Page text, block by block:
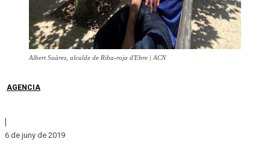
Albert Suàrez, alcalde de Riba-roja d'Ebre | ACN
AGENCIA
|
6 de juny de 2019